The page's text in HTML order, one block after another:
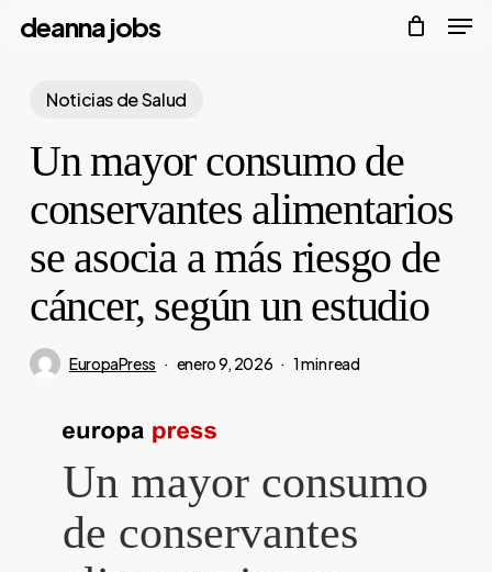
Skip
content
deanna jobs
Noticias de Salud
Un mayor consumo de
conservantes alimentarios
se asocia a más riesgo de
cáncer, según un estudio
EuropaPress enero 9, 2026 1 min read